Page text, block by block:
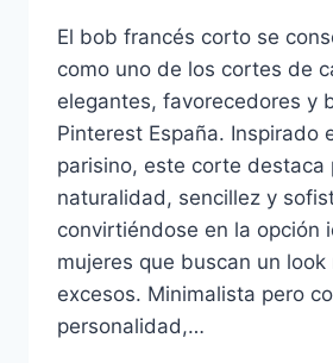
El bob francés corto se
como uno de los cortes de
elegantes, favorecedores y
Pinterest España. Inspirado
parisino, este corte destaca
naturalidad, sencillez y
convirtiéndose en la opción
mujeres que buscan un look
excesos. Minimalista pero
personalidad,…